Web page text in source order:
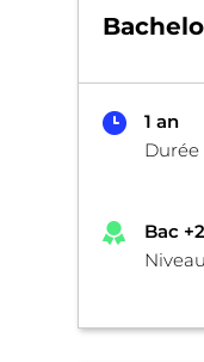
1 an
Durée
Bac +2
Niveau